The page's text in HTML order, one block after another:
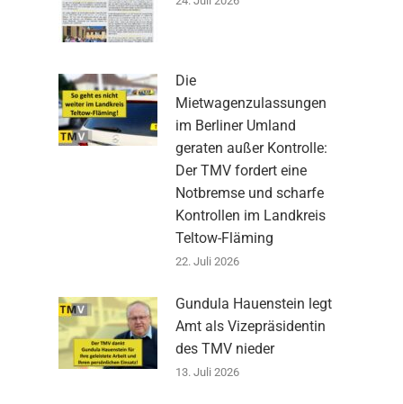
Die
Mietwagenzulassungen
im Berliner Umland
geraten außer Kontrolle:
Der TMV fordert eine
Notbremse und scharfe
Kontrollen im Landkreis
Teltow-Fläming
22. Juli 2026
Gundula Hauenstein legt
Amt als Vizepräsidentin
des TMV nieder
13. Juli 2026